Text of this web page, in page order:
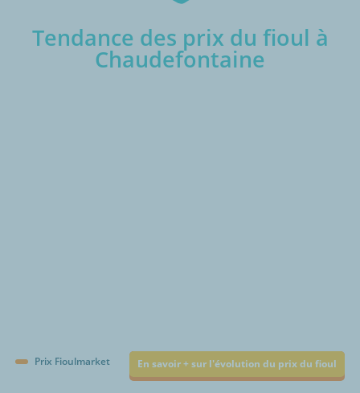
Tendance des prix du fioul à
Chaudefontaine
Prix Fioulmarket En savoir + sur l'évolution du prix du fioul